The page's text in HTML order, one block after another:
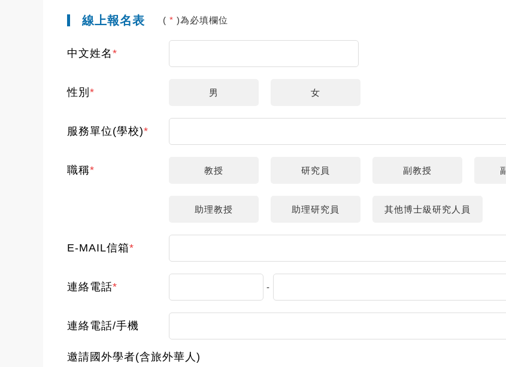
線上報名表 ( * )為必填欄位
中文姓名 *
性別 * 男 女
服務單位(學校)*
職稱* 教授 研究員 副教授
助理教授 助理研究員 其他博士級研究人員
E-MAIL信箱*
連絡電話* -
連絡電話/手機
邀請國外學者(含旅外華人)